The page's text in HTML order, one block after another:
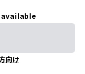
向け